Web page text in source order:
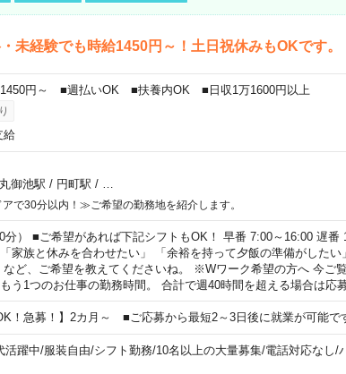
経験でも時給1450円～！土日祝休みもOKです。
1450円～ ■週払いOK ■扶養内OK ■日収1万1600円以上
給
御池駅 / 円町駅 /
で30分以内！≫ご希望の勤務地を紹介します。
分） ■ご希望があれば下記シフトもOK！ 早番 7:00～16:00 遅番
家族と休みを合わせたい」 「余裕を持って夕飯の準備がしたい
ど、ご希望を教えてくださいね。 ※Wワーク希望の方へ 今ご
う1つのお仕事の勤務時間。 合計で週40時間を超える場合は応
！急募！】2カ月～ ■ご応募から最短2～3日後に就業が可能で
活躍中/服装自由/シフト勤務/10名以上の大量募集/電話対応なし/